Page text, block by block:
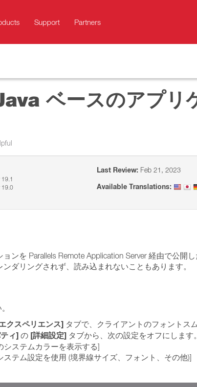
Support Partners
ベースのアプリ
19.1
19.0
Last Review: Feb 21, 2023
Available Translations:
ンを Parallels Remote Application Server 経由で公
ダリングされず、読み込まれないこともあります。
クスペリエンス] タブで、クライアントのフォントス
ィ] の [詳細設定] タブから、次の設定をオフにします。
システムカラーを表示する]
ステム設定を使用 (境界線サイズ、フォント、その他)]